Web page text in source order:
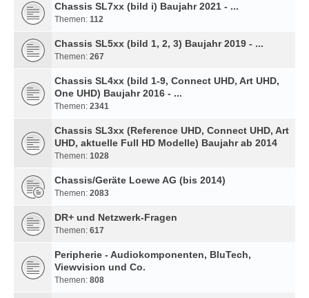
Chassis SL7xx (bild i) Baujahr 2021 - ...
Themen: 112
Chassis SL5xx (bild 1, 2, 3) Baujahr 2019 - ...
Themen: 267
Chassis SL4xx (bild 1-9, Connect UHD, Art UHD,
One UHD) Baujahr 2016 - ...
Themen: 2341
Chassis SL3xx (Reference UHD, Connect UHD, Art
UHD, aktuelle Full HD Modelle) Baujahr ab 2014
Themen: 1028
Chassis/Geräte Loewe AG (bis 2014)
Themen: 2083
DR+ und Netzwerk-Fragen
Themen: 617
Peripherie - Audiokomponenten, BluTech,
Viewvision und Co.
Themen: 808